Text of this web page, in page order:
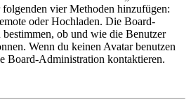
folgenden vier Methoden hinzufügen:
oder Hochladen. Die Board-
ob und wie die Benutzer
Wenn du keinen Avatar benutzen
Board-Administration kontaktieren.